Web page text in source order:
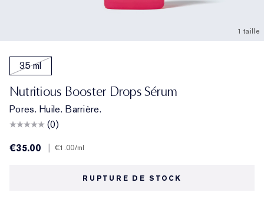
1 taille
35 ml
Nutritious Booster Drops Sérum
Pores. Huile. Barrière.
(0)
€35.00
€1.00/ml
RUPTURE DE STOCK